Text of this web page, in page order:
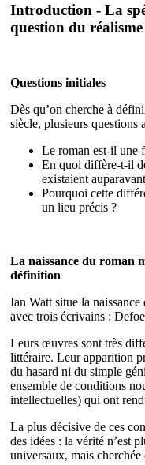
Introduction - La
question du réalisme
Questions initiales
Dès qu’on cherche à
siècle, plusieurs questions
Le roman est-il une
En quoi diffère-t-il
existaient
Pourquoi cette
un lieu précis ?
La naissance du roman
définition
Ian Watt situe la
avec trois écrivains :
Leurs œuvres sont très
littéraire. Leur apparition
du hasard ni du simple
ensemble de conditions
intellectuelles) qui ont
La plus décisive de ces
des idées : la vérité n’est
universaux, mais